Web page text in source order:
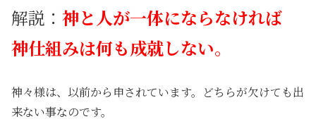
解説： 神と人が一体にならなければ
神仕組みは何も成就しない。
神々様は、以前から申されています。どちらが欠けても出
来ない事なのです。